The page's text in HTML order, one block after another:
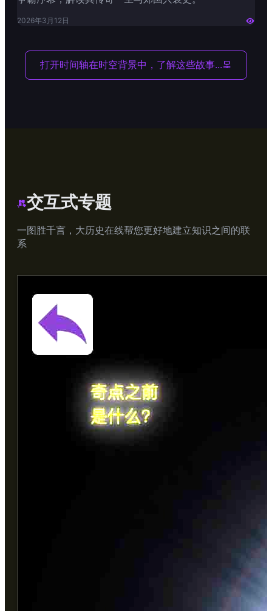
2026年3月12日 
打开时间轴在时空背景中，了解这些故事...
交互式专题
一图胜千言，大历史在线帮您更好地建立知识之间的联
系